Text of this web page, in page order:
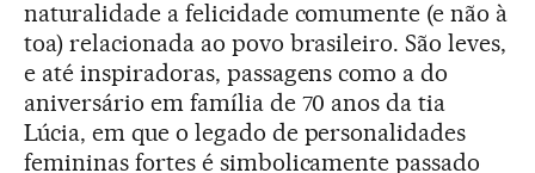
naturalidade a felicidade comumente (e não à
toa) relacionada ao povo brasileiro. São leves,
e até inspiradoras, passagens como a do
aniversário em família de 70 anos da tia
Lúcia, em que o legado de personalidades
femininas fortes é simbolicamente passado